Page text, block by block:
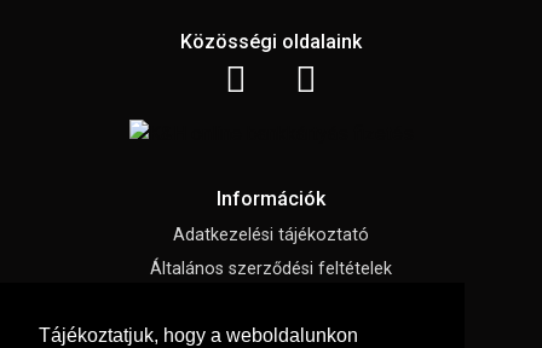
Tájékoztatjuk, hogy a weboldalunkon
Közösségi oldalaink
Információk
Adatkezelési tájékoztató
Általános szerződési feltételek
Süti beállítások